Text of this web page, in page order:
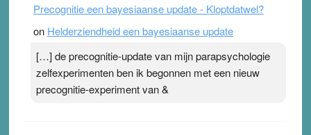
topsporters. Ze hopen ermee hun hartslag te verlagen
terwijl ze meer zuurstof opnemen. Daarop heeft zo’n
ademen’ kan goud waard zijn. Door…Lees meer
Pleisterplakkers in de topspsort ›[...]
Precognitie een bayesiaanse update - Kloptdatwel?
on Helderziendheid een bayesiaanse update
[…] de precognitie-update van mijn parapsychologie
zelfexperimenten ben ik begonnen met een nieuw
precognitie-experiment van &